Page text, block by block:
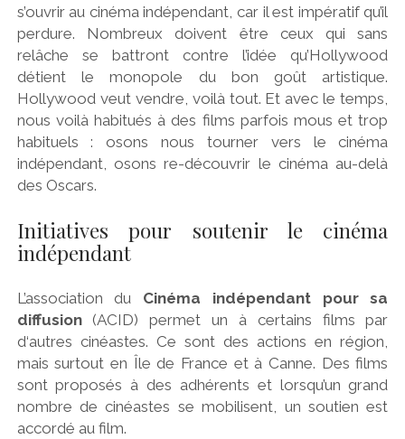
s’ouvrir au cinéma indépendant, car il est impératif qu’il
perdure. Nombreux doivent être ceux qui sans
relâche se battront contre l’idée qu’Hollywood
détient le monopole du bon goût artistique.
Hollywood veut vendre, voilà tout. Et avec le temps,
nous voilà habitués à des films parfois mous et trop
habituels : osons nous tourner vers le cinéma
indépendant, osons re-découvrir le cinéma au-delà
des Oscars.
Initiatives pour soutenir le cinéma
indépendant
L’association du Cinéma indépendant pour sa
diffusion(ACID) permet un à certains films par
d‘autres cinéastes. Ce sont des actions en région,
mais surtout en Île de France et à Canne. Des films
sont proposés à des adhérents et lorsqu’un grand
nombre de cinéastes se mobilisent, un soutien est
accordé au film.